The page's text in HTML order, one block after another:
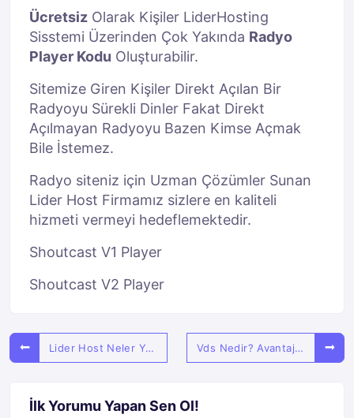
Ücretsiz Olarak Kişiler LiderHosting
Sisstemi Üzerinden Çok Yakında Radyo
Player Kodu Oluşturabilir.
Sitemize Giren Kişiler Direkt Açılan Bir
Radyoyu Sürekli Dinler Fakat Direkt
Açılmayan Radyoyu Bazen Kimse Açmak
Bile İstemez.
Radyo siteniz için Uzman Çözümler Sunan
Lider Host Firmamız sizlere en kaliteli
hizmeti vermeyi hedeflemektedir.
Shoutcast V1 Player
Shoutcast V2 Player
Lider Host Neler Yapar. ? Vds Nedir? Avantajları Nelerdir?
İlk Yorumu Yapan Sen Ol!